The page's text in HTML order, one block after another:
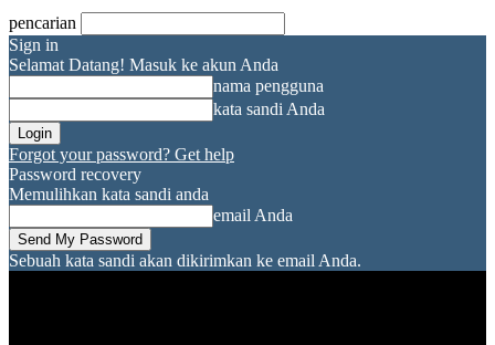
pencarian
Sign in
Selamat Datang! Masuk ke akun Anda
nama pengguna
kata sandi Anda
Forgot your password? Get help
Password recovery
Memulihkan kata sandi anda
email Anda
Sebuah kata sandi akan dikirimkan ke email Anda.